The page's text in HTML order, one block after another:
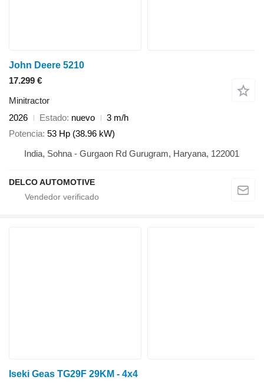
John Deere 5210
17.299 €
Minitractor
2026
Estado nuevo
3 m/h
Potencia 53 Hp (38.96 kW)
India, Sohna - Gurgaon Rd Gurugram, Haryana, 122001
DELCO AUTOMOTIVE
Iseki Geas TG29F 29KM - 4x4